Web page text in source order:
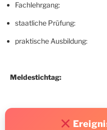
Fachlehrgang:
staatliche Prüfung:
praktische
Meldestichtag: